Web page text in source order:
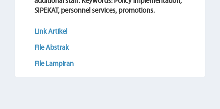
SIPEKAT, personnel services, promotions.
Link Artikel
File Abstrak
File Lampiran